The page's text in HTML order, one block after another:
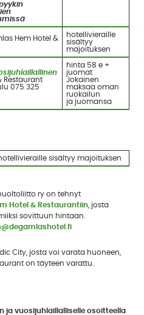
Hem Hotel &
hotellivieraille
sisältyy
majoituksen
Restaurant
075 325
hinta 58 e +
juomat
Jokainen
maksaa oman
ruokailun
ja juomansa
sisältyy majoituksen
ry on tehnyt
Hotel & Restaurantiin , josta
sovittuun hintaan.
City, josta voi varata huoneen,
on täyteen varattu.
ja vuosijuhlaillalliselle osoitteella